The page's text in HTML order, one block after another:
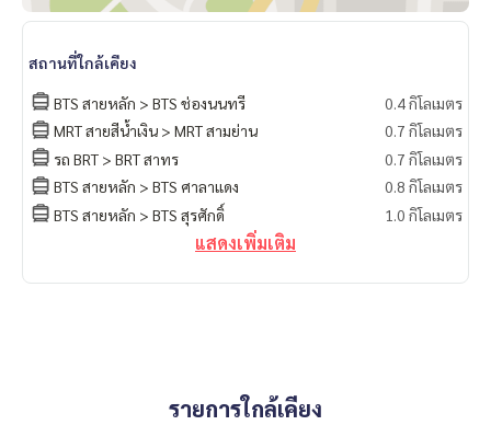
สถานที่ใกล้เคียง
BTS สายหลัก > BTS ช่องนนทรี
0.4 กิโลเมตร
MRT สายสีน้ำเงิน > MRT สามย่าน
0.7 กิโลเมตร
รถ BRT > BRT สาทร
0.7 กิโลเมตร
BTS สายหลัก > BTS ศาลาแดง
0.8 กิโลเมตร
BTS สายหลัก > BTS สุรศักดิ์
1.0 กิโลเมตร
แสดงเพิ่มเติม
รายการใกล้เคียง